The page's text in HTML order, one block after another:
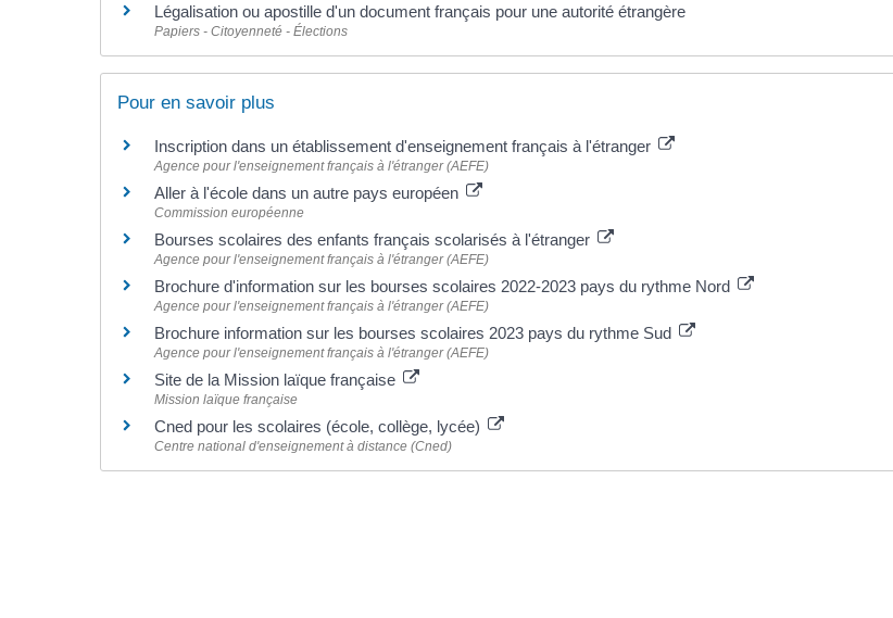
Légalisation ou apostille d'un document français pour une autorité étrangère
Papiers - Citoyenneté - Élections
Pour en savoir plus
Inscription dans un établissement d'enseignement français à l'étranger
Agence pour l'enseignement français à l'étranger (AEFE)
Aller à l'école dans un autre pays européen
Commission européenne
Bourses scolaires des enfants français scolarisés à l'étranger
Agence pour l'enseignement français à l'étranger (AEFE)
Brochure d'information sur les bourses scolaires 2022-2023 pays du rythme Nord
Agence pour l'enseignement français à l'étranger (AEFE)
Brochure information sur les bourses scolaires 2023 pays du rythme Sud
Agence pour l'enseignement français à l'étranger (AEFE)
Site de la Mission laïque française
Mission laïque française
Cned pour les scolaires (école, collège, lycée)
Centre national d'enseignement à distance (Cned)